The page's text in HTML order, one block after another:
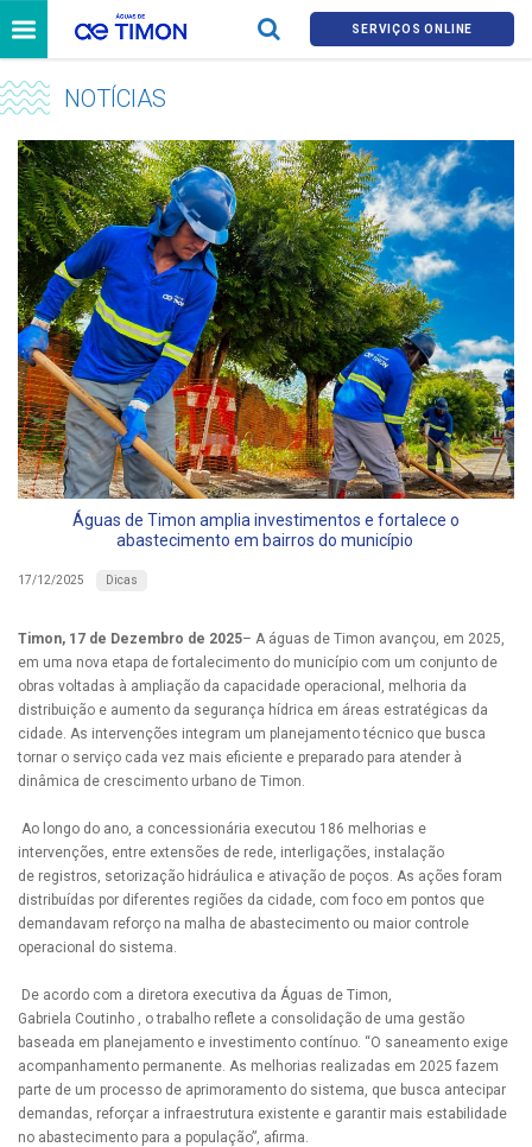
SERVIÇOS ONLINE
NOTÍCIAS
Águas de Timon amplia investimentos e fortalece o
abastecimento em bairros do município
17/12/2025 Dicas
Timon, 17 de Dezembro de 2025– A águas de Timon avançou, em 2025,
em uma nova etapa de fortalecimento do município com um conjunto de
obras voltadas à ampliação da capacidade operacional, melhoria da
distribuição e aumento da segurança hídrica em áreas estratégicas da
cidade. As intervenções integram um planejamento técnico que busca
tornar o serviço cada vez mais eficiente e preparado para atender à
dinâmica de crescimento urbano de Timon.
Ao longo do ano, a concessionária executou 186 melhorias e
intervenções, entre extensões de rede, interligações, instalação
de registros, setorização hidráulica e ativação de poços. As ações foram
distribuídas por diferentes regiões da cidade, com foco em pontos que
demandavam reforço na malha de abastecimento ou maior controle
operacional do sistema.
De acordo com a diretora executiva da Águas de Timon,
Gabriela Coutinho , o trabalho reflete a consolidação de uma gestão
baseada em planejamento e investimento contínuo. “O saneamento exige
acompanhamento permanente. As melhorias realizadas em 2025 fazem
parte de um processo de aprimoramento do sistema, que busca antecipar
demandas, reforçar a infraestrutura existente e garantir mais estabilidade
no abastecimento para a população”, afirma.